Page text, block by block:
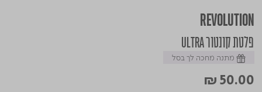
REVOLUTION
פלטת קונטור ULTRA
מתנה מחכה לך בסל
₪ 50.00